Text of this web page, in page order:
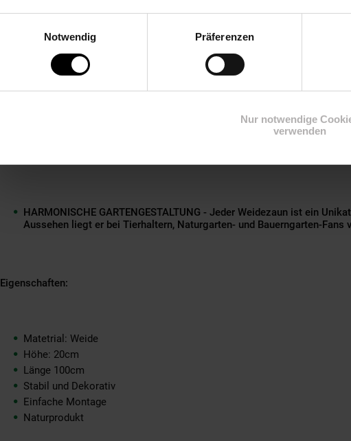
Notwendig
Präferenzen
Nur notwendige
verwenden
Einflüssen. Die angespitzten Einschlagpfosten sind sehr robust.
VIELSEITIG - Durch die große Auswahl an Zaunhöhen & -längen ist
HARMONISCHE GARTENGESTALTUNG - Jeder Weidezaun ist ein
Aussehen liegt er bei Tierhaltern, Naturgarten- und Bauerngarten-Fans
Eigenschaften:
Matetrial: Weide
Höhe: 20cm
Länge 100cm
Stabil und Dekorativ
Einfache Montage
Naturprodukt